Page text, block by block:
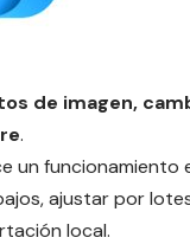
de imagen,
.
un
ajustar por
local.